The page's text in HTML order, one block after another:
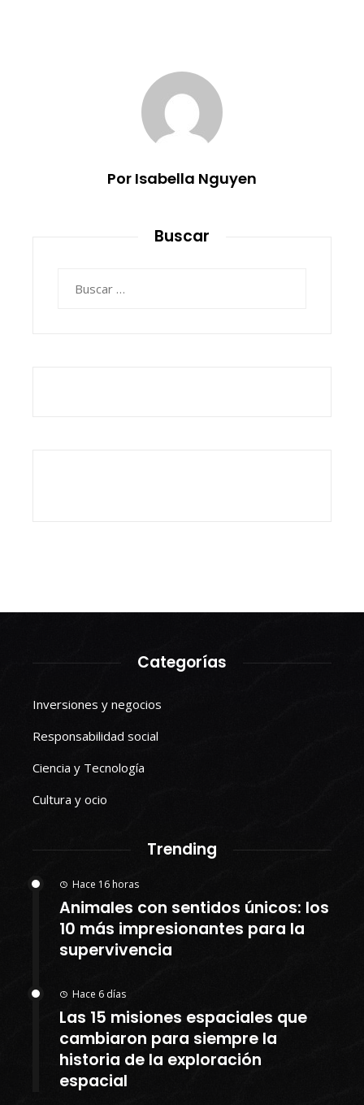
Por Isabella Nguyen
Buscar
Categorías
Inversiones y negocios
Responsabilidad social
Ciencia y Tecnología
Cultura y ocio
Trending
Hace 16 horas
Animales con sentidos únicos: los
10 más impresionantes para la
supervivencia
Hace 6 días
Las 15 misiones espaciales que
cambiaron para siempre la
historia de la exploración
espacial